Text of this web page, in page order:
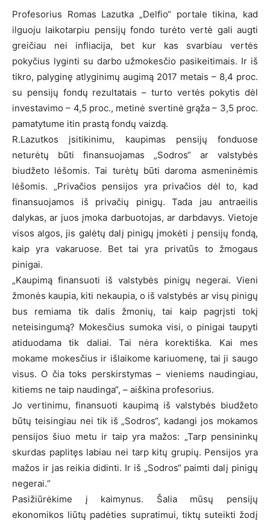
Profesorius Romas Lazutka „Delfio“ portale tikina, kad
ilguoju laikotarpiu pensijų fondo turėto vertė gali augti
greičiau nei infliacija, bet kur kas svarbiau vertės
pokyčius lyginti su darbo užmokesčio pasikeitimais. Ir iš
tikro, palyginę atlyginimų augimą 2017 metais – 8,4 proc.
su pensijų fondų rezultatais – turto vertės pokytis dėl
investavimo – 4,5 proc., metinė svertinė grąža – 3,5 proc.
pamatytume itin prastą fondų vaizdą.
R.Lazutkos įsitikinimu, kaupimas pensijų fonduose
neturėtų būti finansuojamas „Sodros“ ar valstybės
biudžeto lėšomis. Tai turėtų būti daroma asmeninėmis
lėšomis. „Privačios pensijos yra privačios dėl to, kad
finansuojamos iš privačių pinigų. Tada jau antraeilis
dalykas, ar juos įmoka darbuotojas, ar darbdavys. Vietoje
visos algos, jis galėtų dalį pinigų įmokėti į pensijų fondą,
kaip yra vakaruose. Bet tai yra privatūs to žmogaus
pinigai.
„Kaupimą finansuoti iš valstybės pinigų negerai. Vieni
žmonės kaupia, kiti nekaupia, o iš valstybės ar visų pinigų
bus remiama tik dalis žmonių, tai kaip pagrįsti tokį
neteisingumą? Mokesčius sumoka visi, o pinigai taupyti
atiduodama tik daliai. Tai nėra korektiška. Kai mes
mokame mokesčius ir išlaikome kariuomenę, tai ji saugo
visus. O čia toks perskirstymas – vieniems naudingiau,
kitiems ne taip naudinga“, – aiškina profesorius.
Jo vertinimu, finansuoti kaupimą iš valstybės biudžeto
būtų teisingiau nei tik iš „Sodros“, kadangi jos mokamos
pensijos šiuo metu ir taip yra mažos: „Tarp pensininkų
skurdas paplitęs labiau nei tarp kitų grupių. Pensijos yra
mažos ir jas reikia didinti. Ir iš „Sodros“ paimti dalį pinigų
negerai.“
Pasižiūrėkime į kaimynus. Šalia mūsų pensijų
ekonomikos liūtų padėties supratimui, tiktų suteikti žodį